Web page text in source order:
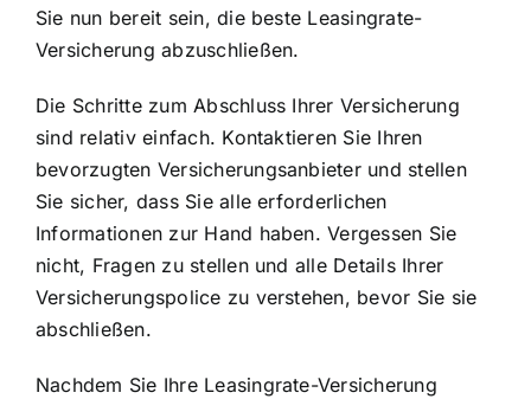
Sie nun bereit sein, die beste Leasingrate-
Versicherung abzuschließen.
Die Schritte zum Abschluss Ihrer Versicherung
sind relativ einfach. Kontaktieren Sie Ihren
bevorzugten Versicherungsanbieter und stellen
Sie sicher, dass Sie alle erforderlichen
Informationen zur Hand haben. Vergessen Sie
nicht, Fragen zu stellen und alle Details Ihrer
Versicherungspolice zu verstehen, bevor Sie sie
abschließen.
Nachdem Sie Ihre Leasingrate-Versicherung